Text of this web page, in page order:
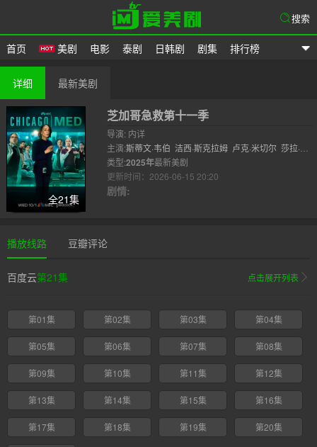
首页 美剧 电影 泰剧 日韩剧 剧集 排行榜
搜索
详细 最新美剧
全21集
芝加哥急救第十一季
导演: 内详
主演:斯蒂文·韦伯 洁西·斯克拉姆 卢克·米切尔 莎拉·拉
莫斯
类型:2025年最新美剧
更新时间：2026-06-15 20:20
剧情:
播放线路 豆瓣评论
百度云第21集 点击展开列表
第01集 第02集 第03集 第04集
第05集 第06集 第07集 第08集
第09集 第10集 第11集 第12集
第13集 第14集 第15集 第16集
第17集 第18集 第19集 第20集